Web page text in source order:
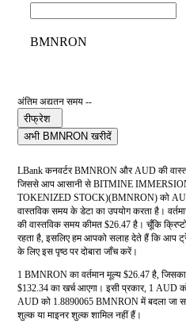
BMNRON
अंतिम अद्यतन समय --
रीफ्रेश
अभी BMNRON खरीदें
LBank कनवर्टर BMNRON और AUD की
जिससे आप आसानी से BITMINE
TOKENIZED STOCK)(BMNRON) को
वास्तविक समय के डेटा का उपयोग करता है।
की वास्तविक समय कीमत $26.47 है। चूँकि
रहता है, इसलिए हम आपको सलाह देते हैं कि आप
के लिए इस पृष्ठ पर दोबारा जाँच करें।
1 BMNRON का वर्तमान मूल्य $26.47 है,
$132.34 का खर्च आएगा। इसी प्रकार, 1 AUD
AUD को 1.8890065 BMNRON में बदला जा
शुल्क या माइनर शुल्क शामिल नहीं हैं।